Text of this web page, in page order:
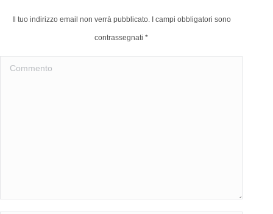
Il tuo indirizzo email non verrà pubblicato. I campi obbligatori sono
contrassegnati *
Commento